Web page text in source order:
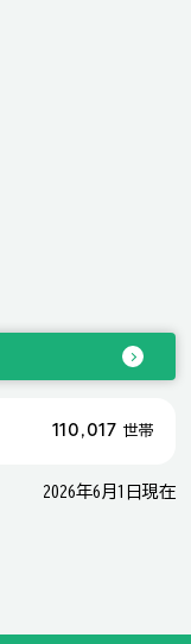
110,017 世帯
2026年6月1日現在